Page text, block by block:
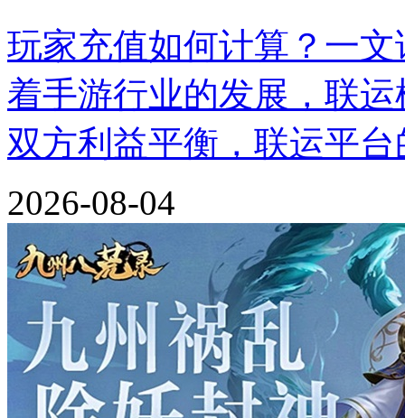
玩家充值如何计算？一
着手游行业的发展，联
双方利益平衡，联运平
2026-08-04